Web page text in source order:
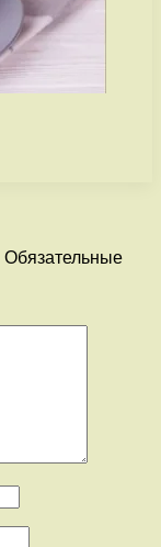
Обязательные